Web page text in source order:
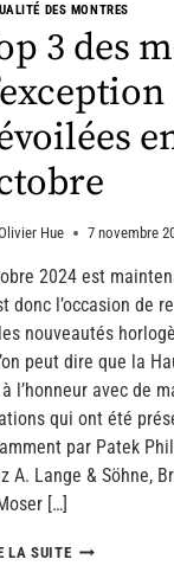
DES MONTRES
3 des
Hue 7 novembre
2024 est
donc l’occasion de
nouveautés
peut dire que la
l’honneur avec de
qui ont été
par Patek
A. Lange & Söhne,
[…]
LA SUITE